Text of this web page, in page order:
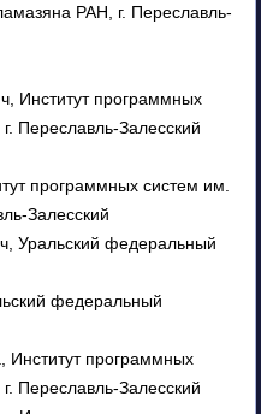
РАН, г. Переславль-
Институт программных
Переславль-Залесский
программных систем им.
Залесский
Уральский федеральный
федеральный
программных
Переславль-Залесский